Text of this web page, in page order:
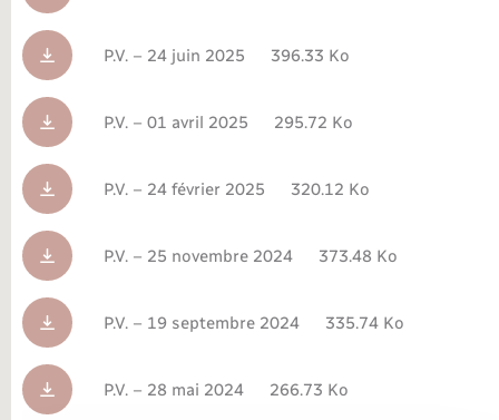
Bibliothèques
Sport
Nouvel habitant
Nouvelle activité
Numérique
Organisation d’événement
P.V. – 24 juin 2025 396.33 Ko
P.V. – 01 avril 2025 295.72 Ko
P.V. – 24 février 2025 320.12 Ko
P.V. – 25 novembre 2024 373.48 Ko
P.V. – 19 septembre 2024 335.74 Ko
P.V. – 28 mai 2024 266.73 Ko